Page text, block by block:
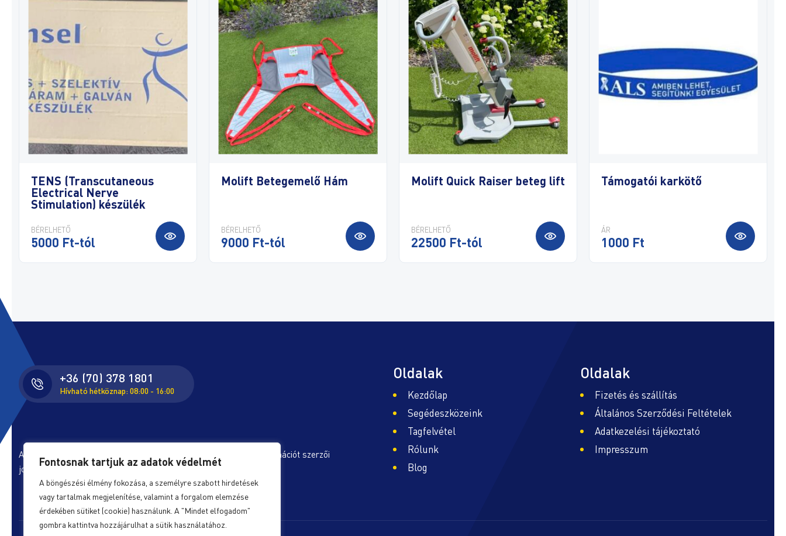
Fontosnak tartjuk az adatok védelmét
A böngészési élmény fokozása, a személyre szabott hirdetések
vagy tartalmak megjelenítése, valamint a forgalom elemzése
érdekében sütiket (cookie) használunk. A "Mindet elfogadom"
gombra kattintva hozzájárulhat a sütik használatához.
TENS (Transcutaneous
Electrical Nerve
Stimulation) készülék
BÉRELHETŐ
5000 Ft-tól
Molift Betegemelő Hám
BÉRELHETŐ
9000 Ft-tól
Molift Quick Raiser beteg lift
BÉRELHETŐ
22500 Ft-tól
Támogatói karkötő
ÁR
1000 Ft
+36 (70) 378 1801
Hívható hétköznap: 08:00 - 16:00
A honlapon található képeket és szövegeket és minden egyéb információt szerzői
jogok védik, azok felhasználása engedélyköteles.
Oldalak
Kezdőlap
Segédeszközeink
Tagfelvétel
Rólunk
Blog
Oldalak
Fizetés és szállítás
Általános Szerződési Feltételek
Adatkezelési tájékoztató
Impresszum